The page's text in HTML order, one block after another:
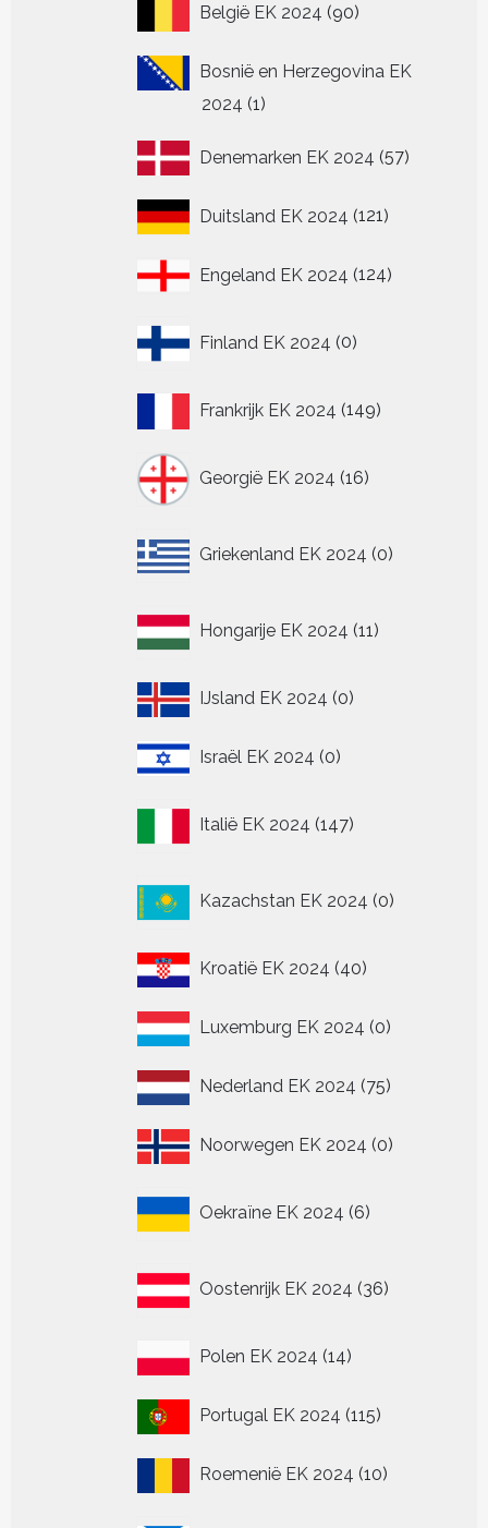
België EK 2024 9090
Bosnië en Herzegovina EK
2024 11
Denemarken EK 2024 5757
Duitsland EK 2024 121121
Engeland EK 2024 124124
Finland EK 2024 0
producten
Frankrijk EK 2024 149149
Georgië EK 2024 16
producten
Griekenland EK 2024 0
producten
Hongarije EK 2024 11
producten
IJsland EK 2024 00
Israël EK 2024 00
Italië EK 2024 147
producten
Kazachstan EK 2024 0
producten
Kroatië EK 2024 4040
Luxemburg EK 2024 00
Nederland EK 2024 7575
Noorwegen EK 2024 00
Oekraïne EK 2024 6
producten
Oostenrijk EK 2024 36
producten
Polen EK 2024 1414
Portugal EK 2024 115115
Roemenië EK 2024 1010